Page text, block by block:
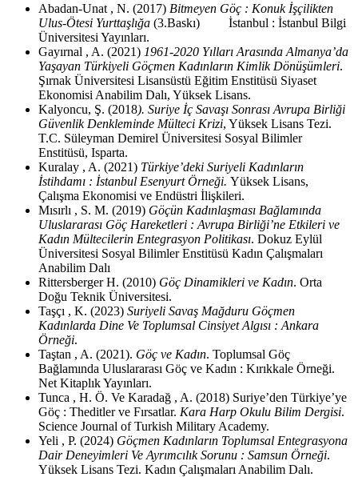
Abadan-Unat , N. (2017) Bitmeyen Göç : Konuk İşçilikten
Ulus-Ötesi Yurttaşlığa (3.Baskı) İstanbul : İstanbul Bilgi
Üniversitesi Yayınları.
Gayırnal , A. (2021) 1961-2020 Yılları Arasında Almanya’da
Yaşayan Türkiyeli Göçmen Kadınların Kimlik Dönüşümleri.
Şırnak Üniversitesi Lisansüstü Eğitim Enstitüsü Siyaset
Ekonomisi Anabilim Dalı, Yüksek Lisans.
Kalyoncu, Ş. (2018). Suriye İç Savaşı Sonrası Avrupa Birliği
Güvenlik Denkleminde Mülteci Krizi, Yüksek Lisans Tezi.
T.C. Süleyman Demirel Üniversitesi Sosyal Bilimler
Enstitüsü, Isparta.
Kuralay , A. (2021) Türkiye’deki Suriyeli Kadınların
İstihdamı : İstanbul Esenyurt Örneği. Yüksek Lisans,
Çalışma Ekonomisi ve Endüstri İlişkileri.
Mısırlı , S. M. (2019) Göçün Kadınlaşması Bağlamında
Uluslararası Göç Hareketleri : Avrupa Birliği’ne Etkileri ve
Kadın Mültecilerin Entegrasyon Politikası. Dokuz Eylül
Üniversitesi Sosyal Bilimler Enstitüsü Kadın Çalışmaları
Anabilim Dalı
Rittersberger H. (2010) Göç Dinamikleri ve Kadın. Orta
Doğu Teknik Üniversitesi.
Taşçı , K. (2023) Suriyeli Savaş Mağduru Göçmen
Kadınlarda Dine Ve Toplumsal Cinsiyet Algısı : Ankara
Örneği.
Taştan , A. (2021). Göç ve Kadın. Toplumsal Göç
Bağlamında Uluslararası Göç ve Kadın : Kırıkkale Örneği.
Net Kitaplık Yayınları.
Tunca , H. Ö. Ve Karadağ , A. (2018) Suriye’den Türkiye’ye
Göç : Theditler ve Fırsatlar. Kara Harp Okulu Bilim Dergisi.
Science Journal of Turkish Military Academy.
Yeli , P. (2024) Göçmen Kadınların Toplumsal Entegrasyona
Dair Deneyimleri Ve Ayrımcılık Sorunu : Samsun Örneği.
Yüksek Lisans Tezi. Kadın Çalışmaları Anabilim Dalı.